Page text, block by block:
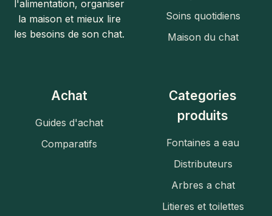
l'alimentation, organiser
la maison et mieux lire
les besoins de son chat.
Soins quotidiens
Maison du chat
Achat
Guides d'achat
Comparatifs
Categories
produits
Fontaines a eau
Distributeurs
Arbres a chat
Litieres et toilettes